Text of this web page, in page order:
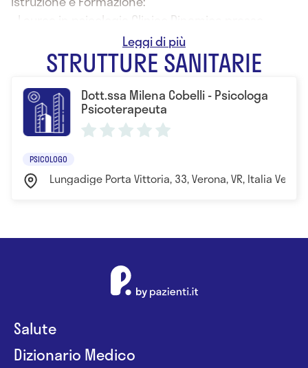
- Laurea in psicologia Clinico Dinamica presso
l'Università di Padova
STRUTTURE SANITARIE
Dott.ssa Milena Cobelli - Psicologa
Psicoterapeuta
PSICOLOGO
Lungadige Porta Vittoria, 33, Verona, VR, Italia
Salute
Dizionario Medico